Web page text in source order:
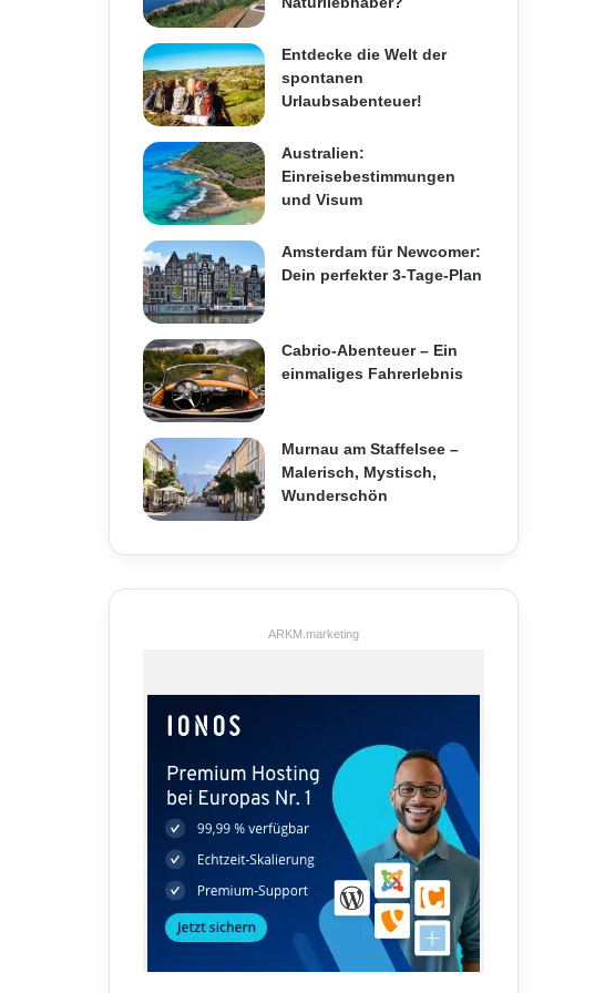
Entdecke die Welt der
spontanen
Urlaubsabenteuer!
Australien:
Einreisebestimmungen
und Visum
Amsterdam für Newcomer:
Dein perfekter 3-Tage-Plan
Cabrio-Abenteuer – Ein
einmaliges Fahrerlebnis
Murnau am Staffelsee –
Malerisch, Mystisch,
Wunderschön
ARKM.marketing